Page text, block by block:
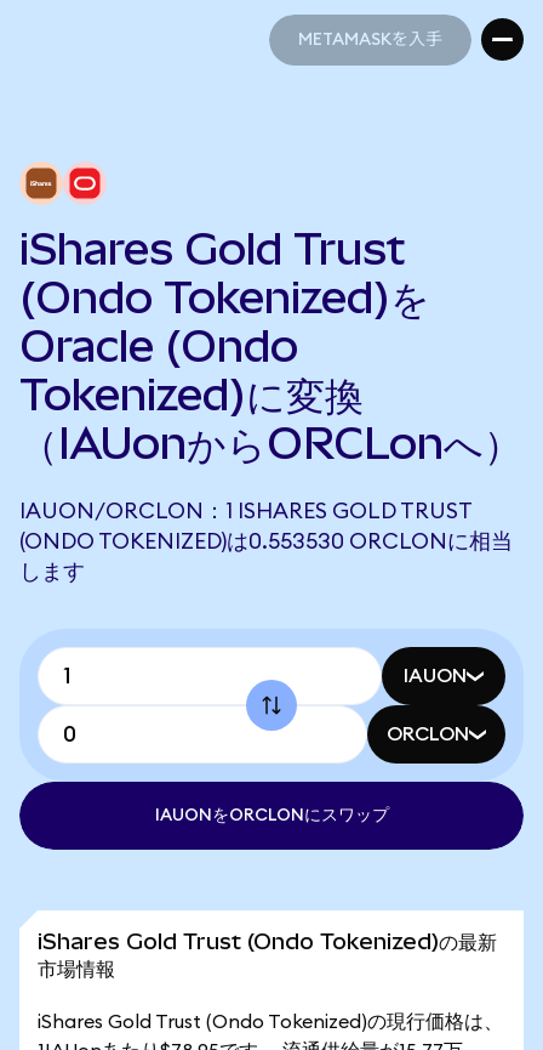
METAMASKを入手
iShares Gold Trust
(Ondo Tokenized)を
Oracle (Ondo
Tokenized)に変換
（IAUonからORCLonへ）
IAUON/ORCLON：1 ISHARES GOLD TRUST
(ONDO TOKENIZED)は0.553530 ORCLONに相当
します
IAUON
ORCLON
IAUONをORCLONにスワップ
iShares Gold Trust (Ondo Tokenized)の最新
市場情報
iShares Gold Trust (Ondo Tokenized)の現行価格は、